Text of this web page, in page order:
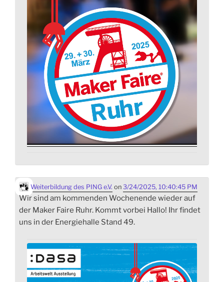
Weiterbildung des PING e.V. on 3/24/2025, 10:40:45 PM
Wir sind am kommenden Wochenende wieder auf
der Maker Faire Ruhr. Kommt vorbei Hallo! Ihr findet
uns in der Energiehalle Stand 49.